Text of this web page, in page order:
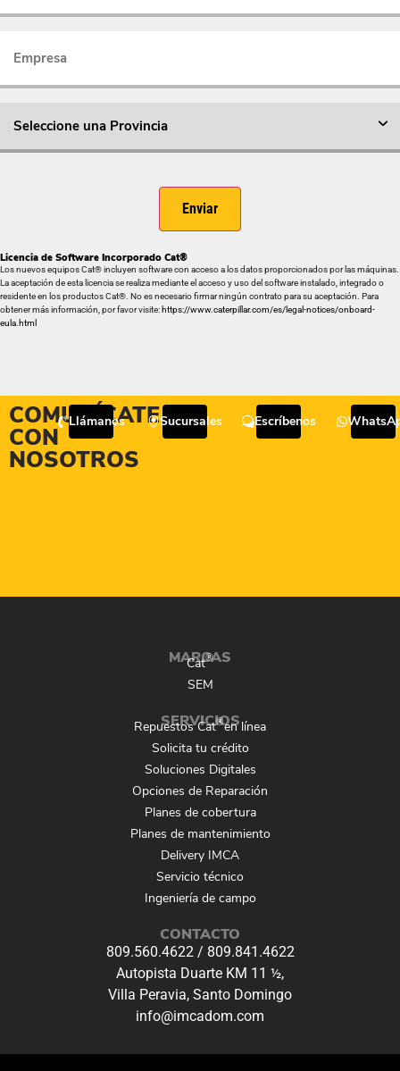
Enviar
Licencia de Software Incorporado Cat®
Los nuevos equipos Cat® incluyen software con acceso a los datos proporcionados por las máquinas.
La aceptación de esta licencia se realiza mediante el acceso y uso del software instalado, integrado o
residente en los productos Cat®. No es necesario firmar ningún contrato para su aceptación. Para
obtener más información, por favor visite: https://www.caterpillar.com/es/legal-notices/onboard-
eula.html
COMUNÍCATE
CON
NOSOTROS
Llámanos Sucursales Escríbenos
MARCAS
Cat®
SEM
SERVICIOS
Repuestos Cat®en línea
Solicita tu crédito
Soluciones Digitales
Opciones de Reparación
Planes de cobertura
Planes de mantenimiento
Delivery IMCA
Servicio técnico
Ingeniería de campo
CONTACTO
809.560.4622/ 809.841.4622
Autopista Duarte KM 11 ½,
Villa Peravia, Santo Domingo
info@imcadom.com